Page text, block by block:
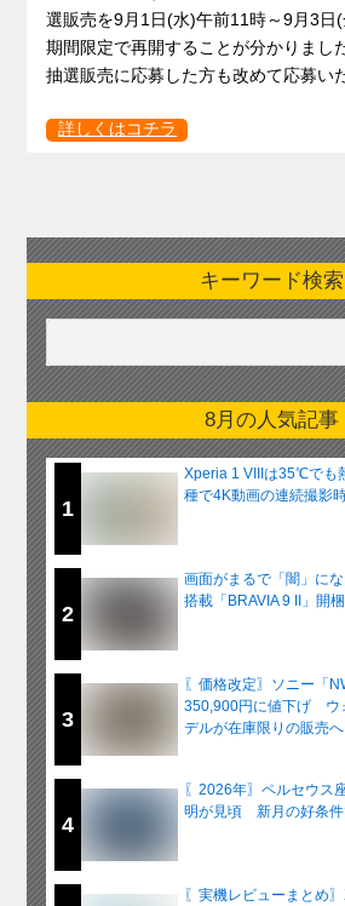
選販売を9月1日(水)午前11時～9月3日
期間限定で再開することが分かりまし
抽選販売に応募した方も改めて応募い
詳しくはコチラ
キーワード検索
8月の人気記事
1
Xperia 1 VIIIは35℃で
種で4K動画の連続撮影
2
画面がまるで「闇」に
搭載「BRAVIA 9 II」開
3
〖価格改定〗ソニー「
350,900円に値下げ ウ
デルが在庫限りの販売へ
4
〖2026年〗ペルセウス
明が見頃 新月の好条件
〖実機レビューまとめ